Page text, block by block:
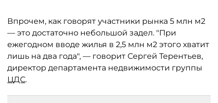
Впрочем, как говорят участники рынка 5 млн м2
— это достаточно небольшой задел. "При
ежегодном вводе жилья в 2,5 млн м2 этого хватит
лишь на два года", — говорит Сергей Терентьев,
директор департамента недвижимости группы
ЦДС.